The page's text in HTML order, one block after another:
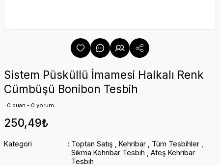
Sistem Püsküllü İmamesi Halkalı Renk
Cümbüşü Bonibon Tesbih
0 puan - 0 yorum
250,49₺
Kategori Toptan Satış Kehribar Tüm Tesbihler
Sıkma Kehribar Tesbih
Ateş Kehribar
Tesbih